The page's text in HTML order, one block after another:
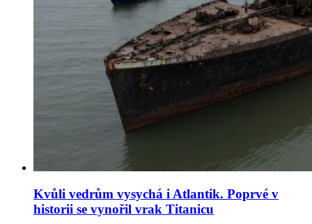
Kvůli vedrům vysychá i Atlantik. Poprvé v
historii se vynořil vrak Titanicu